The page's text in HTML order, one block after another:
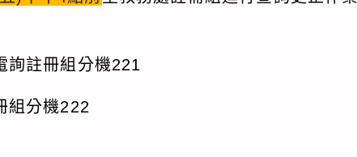
詢註冊組分機221
組分機222